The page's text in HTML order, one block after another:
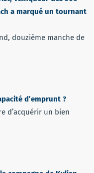
a marqué un tournant
douzième manche de
d’emprunt ?
d’acquérir un bien